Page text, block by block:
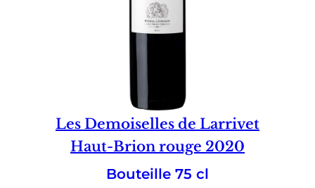
Les Demoiselles de Larrivet
Haut-Brion rouge 2020
Bouteille 75 cl